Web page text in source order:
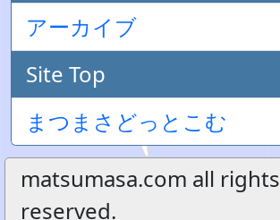
アーカイブ
Site Top
まつまさどっとこむ
matsumasa.com all rights
reserved.